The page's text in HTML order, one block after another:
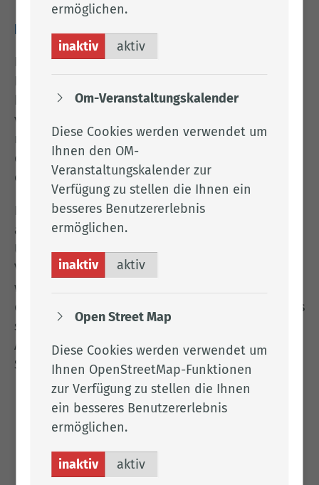
Heizöltanks lagern wassergefährdende Stoffe.
Daher haben Betreiber solcher Anlagen eine
besondere Verantwortung. Es gilt eine Vielzahl
von Betreiberpflichten zu beachten, wie z.B.
regelmäßige Kontrollen der Anlage, die
dazugehörige Dokumentation, das
ordnungsgemäße Befüllen.
Heizöllagertanks mit einem Volumen von mehr
als 1.000 Litern sind vor ihrer Aufstellung der
Unteren Wasserbehörde zu melden (anzuzeigen).
Vor ihrer Inbetriebnahme und nach einer
wesentlichen Änderung ist der Lagerbehälter
durch Sachverständige zu prüfen. Darüber hinaus
sind folgende Heizöltanks in regelmäßigen
Abständen (wiederkehrend) durch
Sachverständige zu überwachen:
Alle unterirdischen Anlagen (kein
Kellertank) und Anlagenteile, die
unterirdisch (durchs Erdreich) verlaufen.
Oberirdische Anlagen mit mehr als 10.000
Litern
ermöglichen.
inaktiv aktiv
Om-Veranstaltungskalender
Diese Cookies werden verwendet um
Ihnen den OM-
Veranstaltungskalender zur
Verfügung zu stellen die Ihnen ein
besseres Benutzererlebnis
ermöglichen.
inaktiv aktiv
Open Street Map
Diese Cookies werden verwendet um
Ihnen OpenStreetMap-Funktionen
zur Verfügung zu stellen die Ihnen
ein besseres Benutzererlebnis
ermöglichen.
inaktiv aktiv